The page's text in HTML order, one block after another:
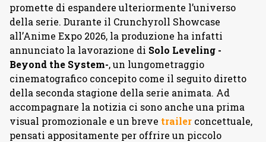
promette di espandere ulteriormente l’universo
della serie. Durante il Crunchyroll Showcase
all’Anime Expo 2026, la produzione ha infatti
annunciato la lavorazione di Solo Leveling -
Beyond the System-, un lungometraggio
cinematografico concepito come il seguito diretto
della seconda stagione della serie animata. Ad
accompagnare la notizia ci sono anche una prima
visual promozionale e un breve trailer concettuale,
pensati appositamente per offrire un piccolo